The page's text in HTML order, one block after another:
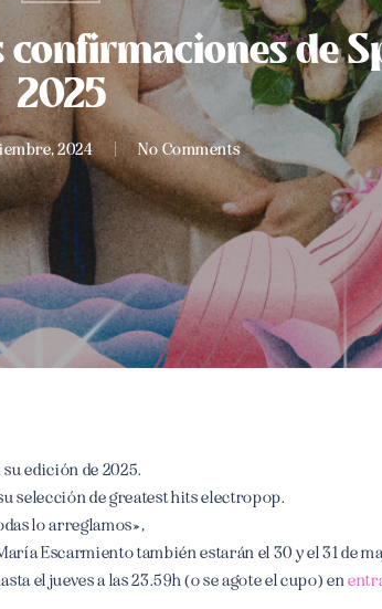
confirmaciones de
2025
2024 No Comments
edición de 2025.
selección de greatest hits electropop.
lo arreglamos»,
Escarmiento también estarán el 30 y el 31 de
el jueves a las 23.59h (o se agote el cupo) en